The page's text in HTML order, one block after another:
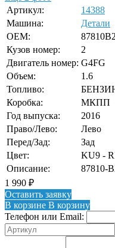
Артикул:
14388
Машина:
Детали
OEM:
Кузов номер:
2
Двигатель номер: G4FG
Объем:
1.6
Топливо:
Коробка:
МКПП
Год выпуска:
2016
Право/Лево:
Лево
Перед/Зад:
Зад
Цвет:
KU9 -
Описание:
87810-
1 990 ₽
Оставить заявку
В корзине В корзину
Телефон или Email: